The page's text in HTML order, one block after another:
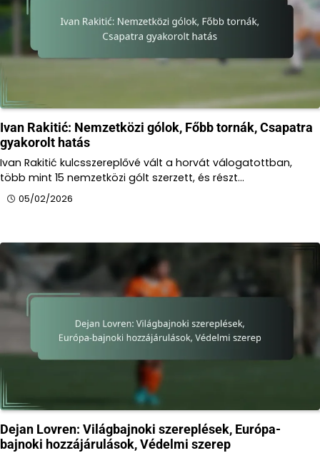
Ivan Rakitić: Nemzetközi gólok, Főbb tornák, Csapatra
gyakorolt hatás
Ivan Rakitić kulcsszereplővé vált a horvát válogatottban,
több mint 15 nemzetközi gólt szerzett, és részt…
05/02/2026
Dejan Lovren: Világbajnoki szereplések, Európa-
bajnoki hozzájárulások, Védelmi szerep